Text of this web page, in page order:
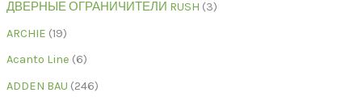
ДВЕРНЫЕ ОГРАНИЧИТЕЛИ RUSH 3
ARCHIE 19
Acanto Line 6
ADDEN BAU 246